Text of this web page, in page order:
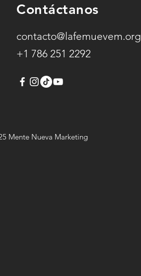
Contáctanos
contacto@lafemuevem.org
+1 786 251 2292
Mente Nueva Marketing